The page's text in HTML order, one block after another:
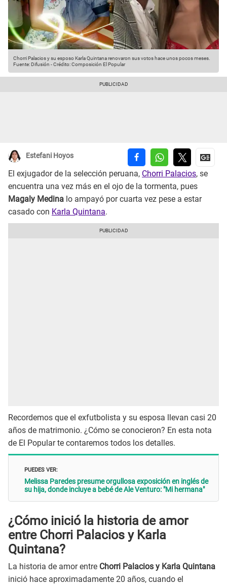
Chorri Palacios y su esposo Karla Quintana renovaron sus votos hace unos pocos meses.
Fuente: Difusión -Crédito: Composición El Popular
Estefani Hoyos
El exjugador de la selección peruana, Chorri Palacios, se
encuentra una vez más en el ojo de la tormenta, pues
Magaly Medina lo ampayó por cuarta vez pese a estar
casado con Karla Quintana.
Recordemos que el exfutbolista y su esposa llevan casi 20
años de matrimonio. ¿Cómo se conocieron? En esta nota
de El Popular te contaremos todos los detalles.
PUEDES VER:
Melissa Paredes presume orgullosa exposición en inglés de
su hija, donde incluye a bebé de Ale Venturo: "Mi hermana"
¿Cómo inició la historia de amor
entre Chorri Palacios y Karla
Quintana?
La historia de amor entre Chorri Palacios y Karla Quintana
inició hace aproximadamente 20 años, cuando el